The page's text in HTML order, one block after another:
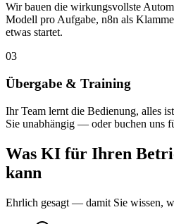
Wir bauen die wirkungsvollste
Modell pro Aufgabe, n8n als
etwas startet.
03
Übergabe & Training
Ihr Team lernt die Bedienung, alles
Sie unabhängig — oder buchen uns
Was KI für Ihren
kann
Ehrlich gesagt — damit Sie wissen,